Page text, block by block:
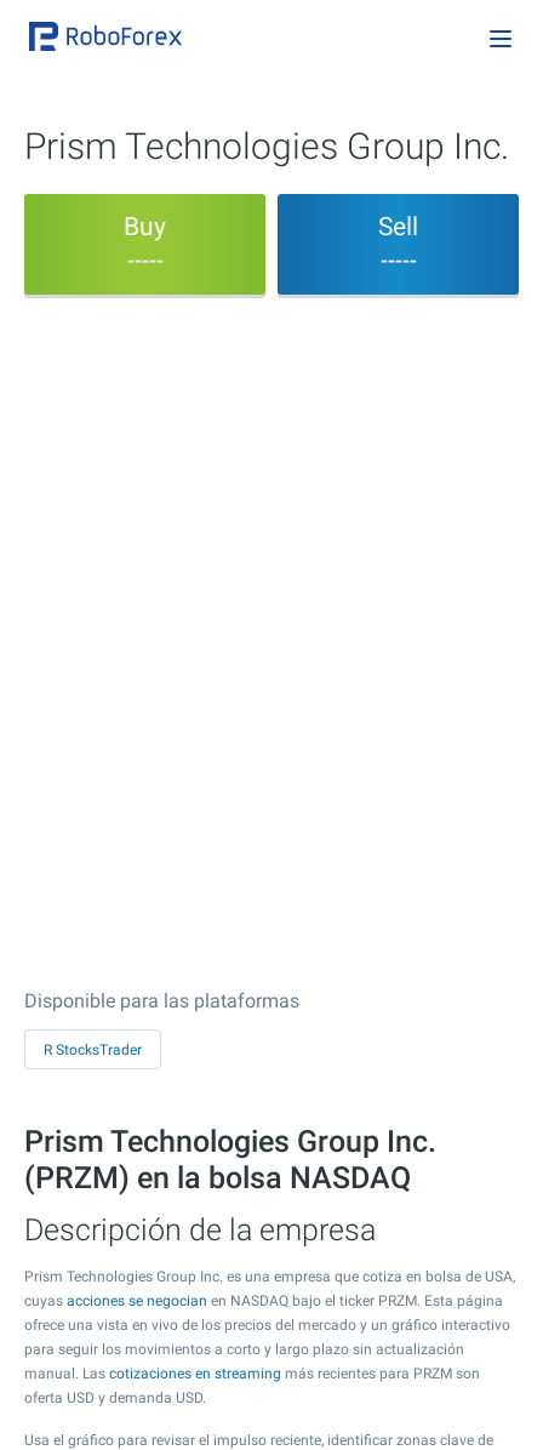
Prism Technologies Group Inc.
Buy
-----
Sell
-----
Disponible para las plataformas
R StocksTrader
Prism Technologies Group Inc.
(PRZM) en la bolsa NASDAQ
Descripción de la empresa
Prism Technologies Group Inc. es una empresa que cotiza en bolsa de USA,
cuyas acciones se negocian en NASDAQ bajo el ticker PRZM. Esta página
ofrece una vista en vivo de los precios del mercado y un gráfico interactivo
para seguir los movimientos a corto y largo plazo sin actualización
manual. Las cotizaciones en streaming más recientes para PRZM son
oferta USD y demanda USD.
Usa el gráfico para revisar el impulso reciente, identificar zonas clave de